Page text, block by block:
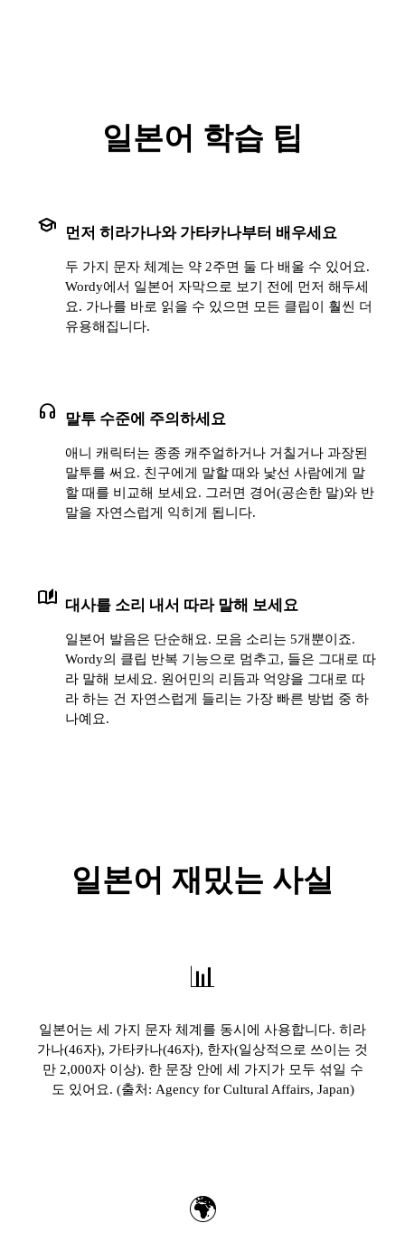
일본어 학습 팁
school 먼저 히라가나와 가타카나부터 배우세요
두 가지 문자 체계는 약 2주면 둘 다 배울 수 있어요.
Wordy에서 일본어 자막으로 보기 전에 먼저 해두세
요. 가나를 바로 읽을 수 있으면 모든 클립이 훨씬 더
유용해집니다.
headphones 말투 수준에 주의하세요
애니 캐릭터는 종종 캐주얼하거나 거칠거나 과장된
말투를 써요. 친구에게 말할 때와 낯선 사람에게 말
할 때를 비교해 보세요. 그러면 경어(공손한 말)와 반
말을 자연스럽게 익히게 됩니다.
auto_stories 대사를 소리 내서 따라 말해 보세요
일본어 발음은 단순해요. 모음 소리는 5개뿐이죠.
Wordy의 클립 반복 기능으로 멈추고, 들은 그대로 따
라 말해 보세요. 원어민의 리듬과 억양을 그대로 따
라 하는 건 자연스럽게 들리는 가장 빠른 방법 중 하
나예요.
일본어 재밌는 사실
📊
일본어는 세 가지 문자 체계를 동시에 사용합니다. 히라
가나(46자), 가타카나(46자), 한자(일상적으로 쓰이는 것
만 2,000자 이상). 한 문장 안에 세 가지가 모두 섞일 수
도 있어요. (출처: Agency for Cultural Affairs, Japan)
🌍